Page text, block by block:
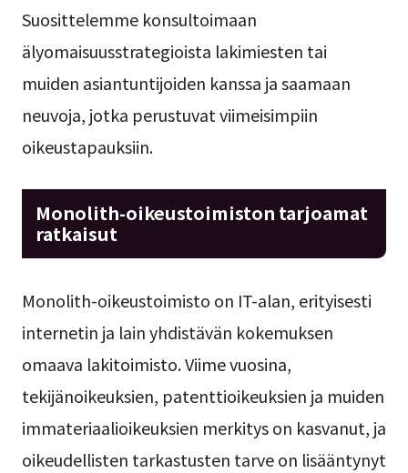
Suosittelemme konsultoimaan
älyomaisuusstrategioista lakimiesten tai
muiden asiantuntijoiden kanssa ja saamaan
neuvoja, jotka perustuvat viimeisimpiin
oikeustapauksiin.
Monolith-oikeustoimiston tarjoamat
ratkaisut
Monolith-oikeustoimisto on IT-alan, erityisesti
internetin ja lain yhdistävän kokemuksen
omaava lakitoimisto. Viime vuosina,
tekijänoikeuksien, patenttioikeuksien ja muiden
immateriaalioikeuksien merkitys on kasvanut, ja
oikeudellisten tarkastusten tarve on lisääntynyt